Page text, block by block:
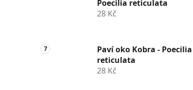
Poecilia reticulata
28 Kč
Paví oko Kobra - Poecilia
reticulata
28 Kč